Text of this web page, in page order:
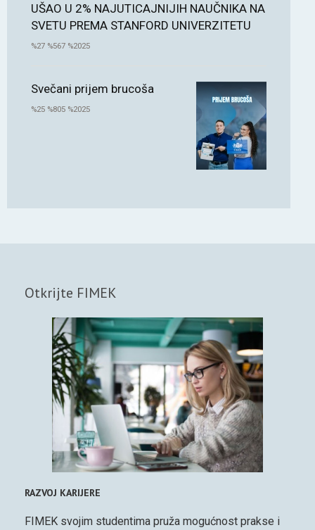
UŠAO U 2% NAJUTICAJNIJIH NAUČNIKA NA
SVETU PREMA STANFORD UNIVERZITETU
%27 %567 %2025
Svečani prijem brucoša
%25 %805 %2025
Otkrijte FIMEK
RAZVOJ KARIJERE
FIMEK svojim studentima pruža mogućnost prakse i